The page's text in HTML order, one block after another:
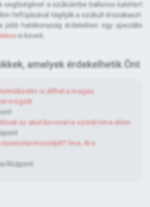
segítségével a szűkületbe ballonos katétert
felfújásával tágítják a szűkült érszakaszt.
jobb hatékonyság érdekében egy speciális
is követi.
amelyek érdekelhetik Önt
is állhat a magas
mögött
az akut koronária szindróma ellen
koleszterinszintjét? Íme, itt a
Központ